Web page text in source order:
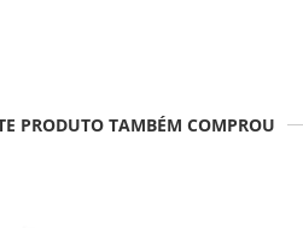
PRODUTO TAMBÉM COMPROU